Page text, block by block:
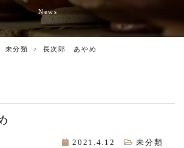
News
未分類 長次郎 あやめ
2021.4.12 未分類